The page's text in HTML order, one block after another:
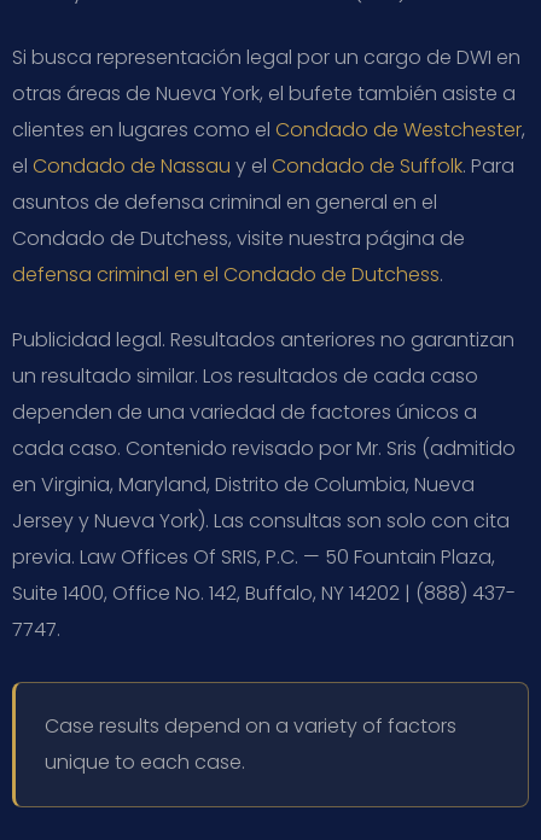
Si busca representación legal por un cargo de DWI en
otras áreas de Nueva York, el bufete también asiste a
clientes en lugares como el Condado de Westchester,
el Condado de Nassau y el Condado de Suffolk. Para
asuntos de defensa criminal en general en el
Condado de Dutchess, visite nuestra página de
defensa criminal en el Condado de Dutchess.
Publicidad legal. Resultados anteriores no garantizan
un resultado similar. Los resultados de cada caso
dependen de una variedad de factores únicos a
cada caso. Contenido revisado por Mr. Sris (admitido
en Virginia, Maryland, Distrito de Columbia, Nueva
Jersey y Nueva York). Las consultas son solo con cita
previa. Law Offices Of SRIS, P.C. — 50 Fountain Plaza,
Suite 1400, Office No. 142, Buffalo, NY 14202 | (888) 437-
7747.
Case results depend on a variety of factors
unique to each case.